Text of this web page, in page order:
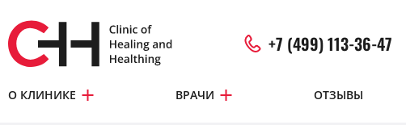
+7 (499) 113-36-47
О КЛИНИКЕ ВРАЧИ ОТЗЫВЫ